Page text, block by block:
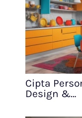
Cipta
Design &…